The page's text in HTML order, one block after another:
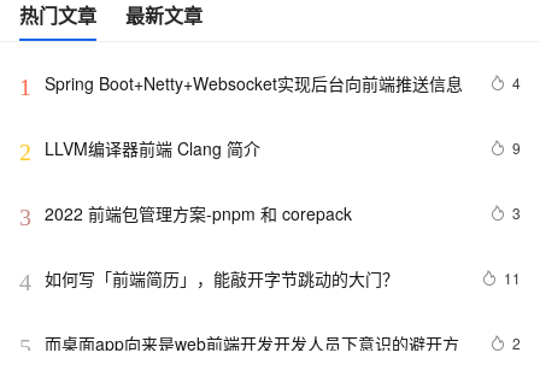
热门文章 最新文章
1 Spring Boot+Netty+Websocket实现后台向前端推送信息 4
2 LLVM编译器前端 Clang 简介 9
3 2022 前端包管理方案-pnpm 和 corepack 3
4 如何写「前端简历」，能敲开字节跳动的大门？ 11
5 而桌面app向来是web前端开发开发人员下意识的避开方 2